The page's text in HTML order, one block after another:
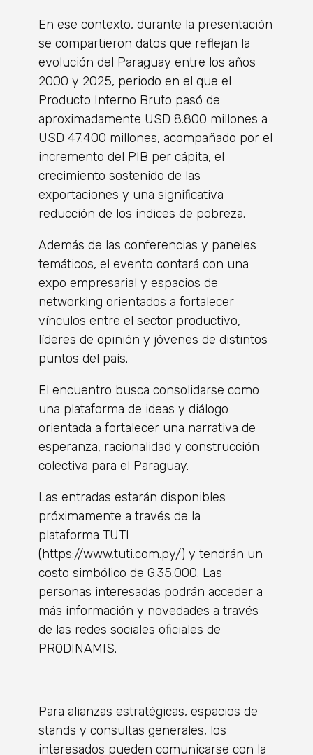
En ese contexto, durante la presentación
se compartieron datos que reflejan la
evolución del Paraguay entre los años
2000 y 2025, periodo en el que el
Producto Interno Bruto pasó de
aproximadamente USD 8.800 millones a
USD 47.400 millones, acompañado por el
incremento del PIB per cápita, el
crecimiento sostenido de las
exportaciones y una significativa
reducción de los índices de pobreza.
Además de las conferencias y paneles
temáticos, el evento contará con una
expo empresarial y espacios de
networking orientados a fortalecer
vínculos entre el sector productivo,
líderes de opinión y jóvenes de distintos
puntos del país.
El encuentro busca consolidarse como
una plataforma de ideas y diálogo
orientada a fortalecer una narrativa de
esperanza, racionalidad y construcción
colectiva para el Paraguay.
Las entradas estarán disponibles
próximamente a través de la
plataforma TUTI
(https://www.tuti.com.py/) y tendrán un
costo simbólico de G.35.000. Las
personas interesadas podrán acceder a
más información y novedades a través
de las redes sociales oficiales de
PRODINAMIS.
Para alianzas estratégicas, espacios de
stands y consultas generales, los
interesados pueden comunicarse con la